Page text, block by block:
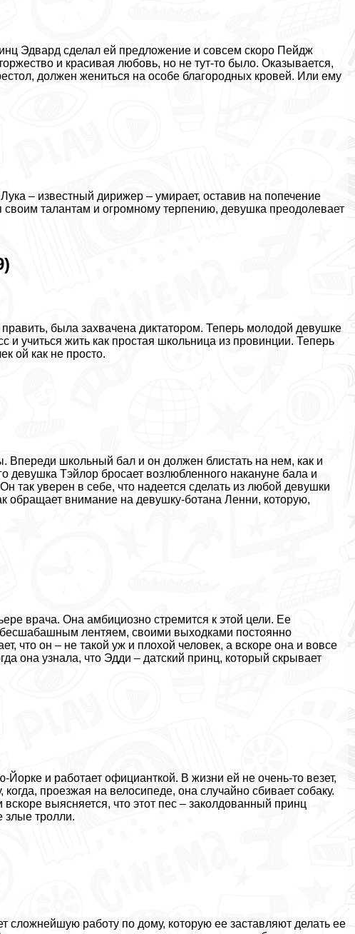
Эдвард сделал ей предложение и совсем скоро Пейдж
и красивая любовь, но не тут-то было. Оказывается,
должен жениться на особе благородных кровей. Или ему
– известный дирижер – умирает, оставив на попечение
талантам и огромному терпению, дeвyшка преодолевает
была захвачена диктатором. Теперь молодой дeвyшке
и учиться жить как простая школьница из провинции. Теперь
ой как не просто.
школьный бал и он должен блистать на нем, как и
дeвyшка Тэйлор бросает возлюбленного накануне бала и
так уверен в себе, что надеется сделать из любой дeвyшки
обращает внимание на дeвyшку-ботана Ленни, которую,
врача. Она амбициозно стремится к этой цели. Ее
лентяем, своими выходками постоянно
что он – не такой уж и плохой человек, а вскоре она и вовсе
она узнала, что Эдди – датский принц, который скрывает
и работает официанткой. В жизни ей не очень-то везет,
проезжая на велосипеде, она случайно сбивает собаку.
выясняется, что этот пес – заколдованный принц
злые тролли.
работу по дому, которую ее заставляют делать ее